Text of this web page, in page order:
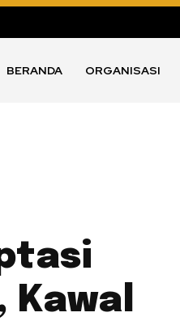
BERANDA ORGANISASI
Kawal